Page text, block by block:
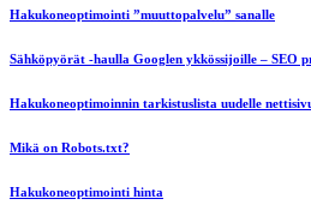
Hakukoneoptimointi ”muuttopalvelu” sanalle
Sähköpyörät -haulla Googlen ykkössijoille – SEO
Hakukoneoptimoinnin tarkistuslista uudelle
Mikä on Robots.txt?
Hakukoneoptimointi hinta